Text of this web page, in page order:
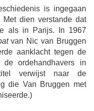
is ingegaan
Met dien verstande dat
als in Parijs. In 1967
van Nic van Bruggen
aanklacht tegen de
ordehandhavers in
verwijst naar de
die Van Bruggen met